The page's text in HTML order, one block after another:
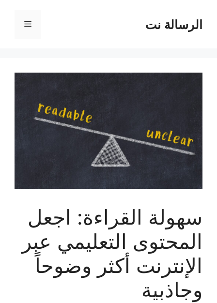
المحتوىالرسالة نت القائمة
سهولة القراءة: اجعل
المحتوى التعليمي عبر
الإنترنت أكثر وضوحاً
وجاذبية